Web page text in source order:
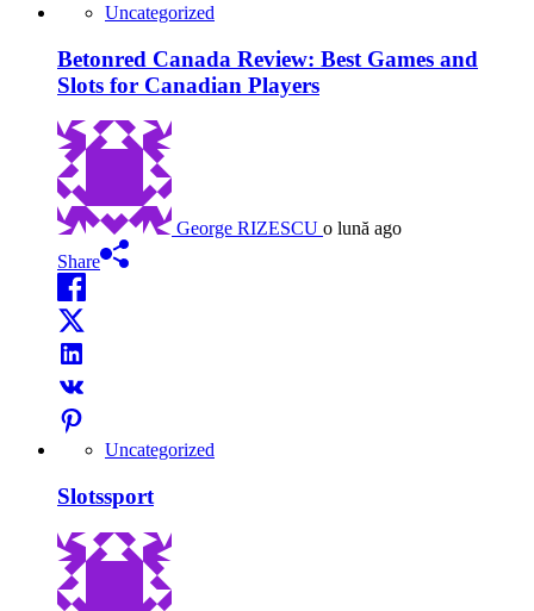
Uncategorized
Betonred Canada Review: Best Games and
Slots for Canadian Players
George RIZESCU o lună ago
Share
Uncategorized
Slotssport